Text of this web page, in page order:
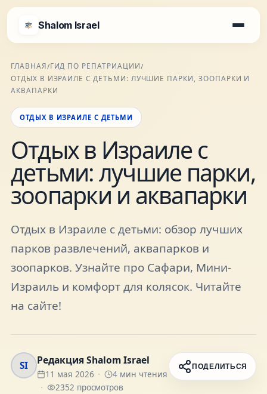
Shalom Israel
Блог
Афиша
Новости
Специалисты
Города
FAQ
Контакты
ГЛАВНАЯ/ГИД ПО РЕПАТРИАЦИИ/
ОТДЫХ В ИЗРАИЛЕ С ДЕТЬМИ: ЛУЧШИЕ ПАРКИ, ЗООПАРКИ И
АКВАПАРКИ
ОТДЫХ В ИЗРАИЛЕ С ДЕТЬМИ
Отдых в Израиле с
детьми: лучшие парки,
зоопарки и аквапарки
Отдых в Израиле с детьми: обзор лучших
парков развлечений, аквапарков и
зоопарков. Узнайте про Сафари, Мини-
Израиль и комфорт для колясок. Читайте
на сайте!
SI Редакция Shalom Israel
11 мая 2026 4мин чтения
2352 просмотров
ПОДЕЛИТЬСЯ